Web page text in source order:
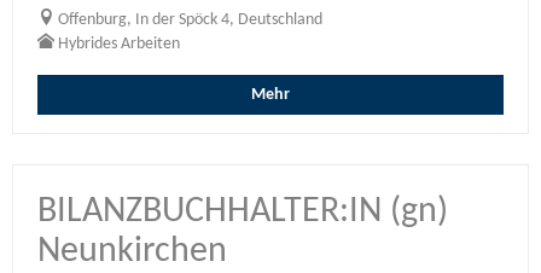
Offenburg, In der Spöck 4, Deutschland
Hybrides Arbeiten
Mehr
BILANZBUCHHALTER:IN (gn)
Neunkirchen